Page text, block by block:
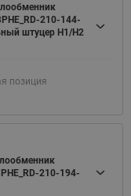
210-144-
штуцер H1/H2
позиция
210-194-